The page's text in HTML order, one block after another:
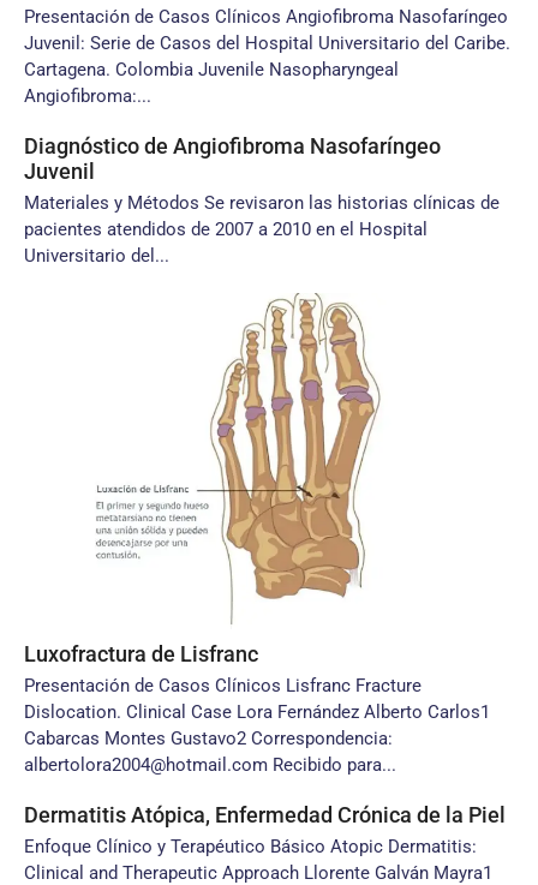
Presentación de Casos Clínicos Angiofibroma Nasofaríngeo
Juvenil: Serie de Casos del Hospital Universitario del Caribe.
Cartagena. Colombia Juvenile Nasopharyngeal
Angiofibroma:...
Diagnóstico de Angiofibroma Nasofaríngeo
Juvenil
Materiales y Métodos Se revisaron las historias clínicas de
pacientes atendidos de 2007 a 2010 en el Hospital
Universitario del...
Luxofractura de Lisfranc
Presentación de Casos Clínicos Lisfranc Fracture
Dislocation. Clinical Case Lora Fernández Alberto Carlos1
Cabarcas Montes Gustavo2 Correspondencia:
albertolora2004@hotmail.com Recibido para...
Dermatitis Atópica, Enfermedad Crónica de la Piel
Enfoque Clínico y Terapéutico Básico Atopic Dermatitis:
Clinical and Therapeutic Approach Llorente Galván Mayra1